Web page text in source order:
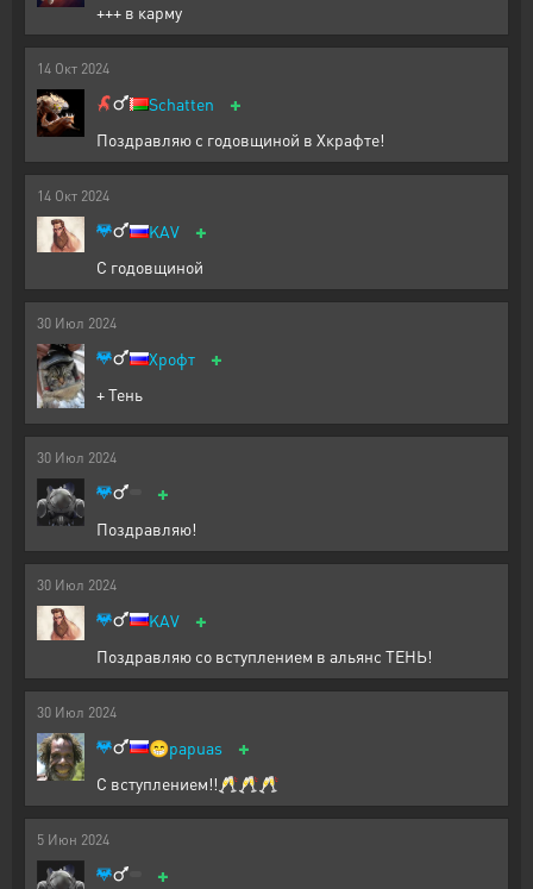
+++ в карму
14 Окт 2024
Schatten +
Поздравляю с годовщиной в Хкрафте!
14 Окт 2024
KAV +
С годовщиной
30 Июл 2024
Хрофт +
+ Тень
30 Июл 2024
+
Поздравляю!
30 Июл 2024
KAV +
Поздравляю со вступлением в альянс ТЕНЬ!
30 Июл 2024
😁papuas +
С вступлением!!🥂🥂🥂
5 Июн 2024
+